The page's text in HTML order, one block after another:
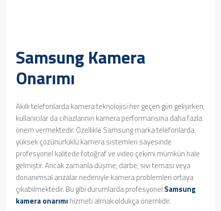
Samsung Kamera
Onarımı
Akıllı telefonlarda kamera teknolojisi her geçen gün gelişirken,
kullanıcılar da cihazlarının kamera performansına daha fazla
önem vermektedir. Özellikle Samsung marka telefonlarda
yüksek çözünürlüklü kamera sistemleri sayesinde
profesyonel kalitede fotoğraf ve video çekimi mümkün hale
gelmiştir. Ancak zamanla düşme, darbe, sıvı teması veya
donanımsal arızalar nedeniyle kamera problemleri ortaya
çıkabilmektedir. Bu gibi durumlarda profesyonel Samsung
kamera onarımı hizmeti almak oldukça önemlidir.